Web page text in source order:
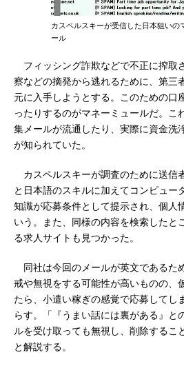
カスペルスキーが受信した日本狙いの
ール
フィッシング詐欺などで不正に搾取
察などの摘発から逃れるために、第三
元に入手しようとする。このための口
ったりするのがマネーミュールだ。こ
集メールが流通したり、実際に資金洗
が知られていた。
カスペルスキーが調査のために送信
と日本語のスキルに加えてコンピュー
知識が応募条件として提示され、個人
いう。また、同様の内容を検索したと
る求人サイトも見つかった。
同社は今回のメールが英文であるた
戒や無視をする可能性が高いものの、
たら、小遣い稼ぎの感覚で応募してし
らす。「『うまい話には裏がある』と
ルを受け取っても無視し、削除するこ
と解説する。